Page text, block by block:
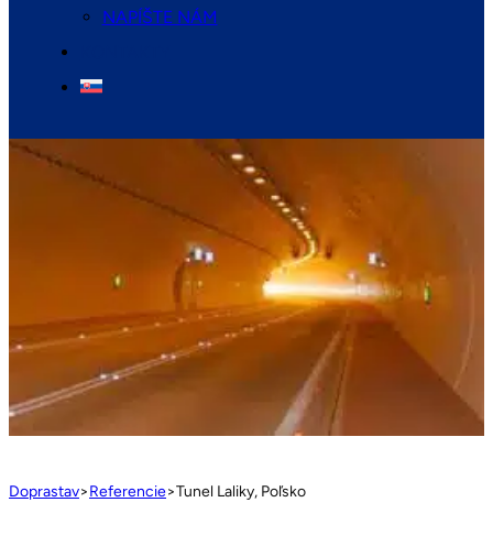
NAPÍŠTE NÁM
Doprastav>Referencie>Tunel Laliky, Poľsko